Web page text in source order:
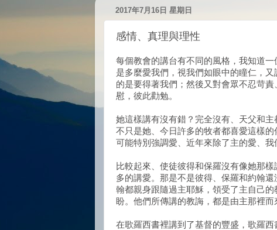
2017年7月16日 星期日
感情、真理與理性
每個教會的講台有不同的風格，我知道
是多麼愛我們，視我們如眼中的瞳仁，
的是要得著我們；然後又對會眾不忍苛
慰，彼此勸勉。
她這樣講有沒有錯？完全沒有、天父和
不只是她、今日許多的牧者都喜愛這樣
可能特別強調愛、近年來除了主的愛、
比較起來、使徒彼得和保羅沒有像她那
多的講愛。那是不是彼得、保羅和約翰
翰都親身跟隨過主耶穌，領受了主自己
盼。他們所傳講的教誨，都是由主那裡而
在歌羅西書裡講到了基督的豐盛，歌羅